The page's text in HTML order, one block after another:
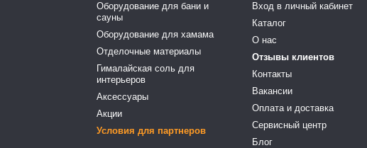
Оборудование для бани и
сауны
Оборудование для хамама
Отделочные материалы
Гималайская соль для
интерьеров
Аксессуары
Акции
Условия для партнеров
Вход в личный кабинет
Каталог
О нас
Отзывы клиентов
Контакты
Вакансии
Оплата и доставка
Сервисный центр
Блог